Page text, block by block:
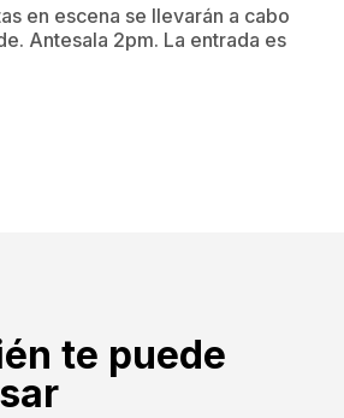
en escena se llevarán a cabo
Antesala 2pm. La entrada es
te puede